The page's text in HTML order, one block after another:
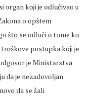
organ koji je odlučivao u
o opštem
što se odluči o tome ko
postupka koji je
je Ministarstva
da je nezadovoljan
da se žali